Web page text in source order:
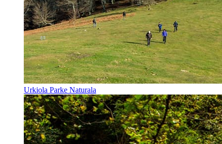
Urkiola Parke Naturala